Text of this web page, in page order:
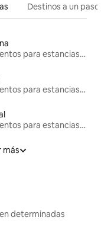
Destinos a un
Alojamientos para estancias largas
Alojamientos para estancias largas
Alojamientos para estancias largas
más
determinadas